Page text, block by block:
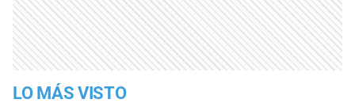
LO MÁS VISTO